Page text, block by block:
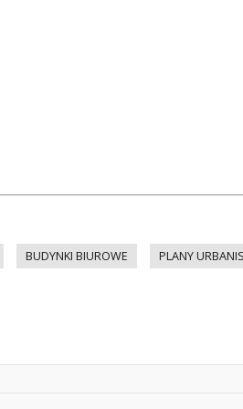
BUDYNKI BIUROWE
PLANY